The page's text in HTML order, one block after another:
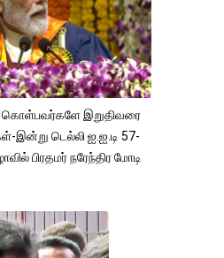
கொள்பவர்களே இறுதிவரை
இன்று டெல்லி ஐ.ஐ.டி 57-
பிரதமர் நரேந்திர மோடி